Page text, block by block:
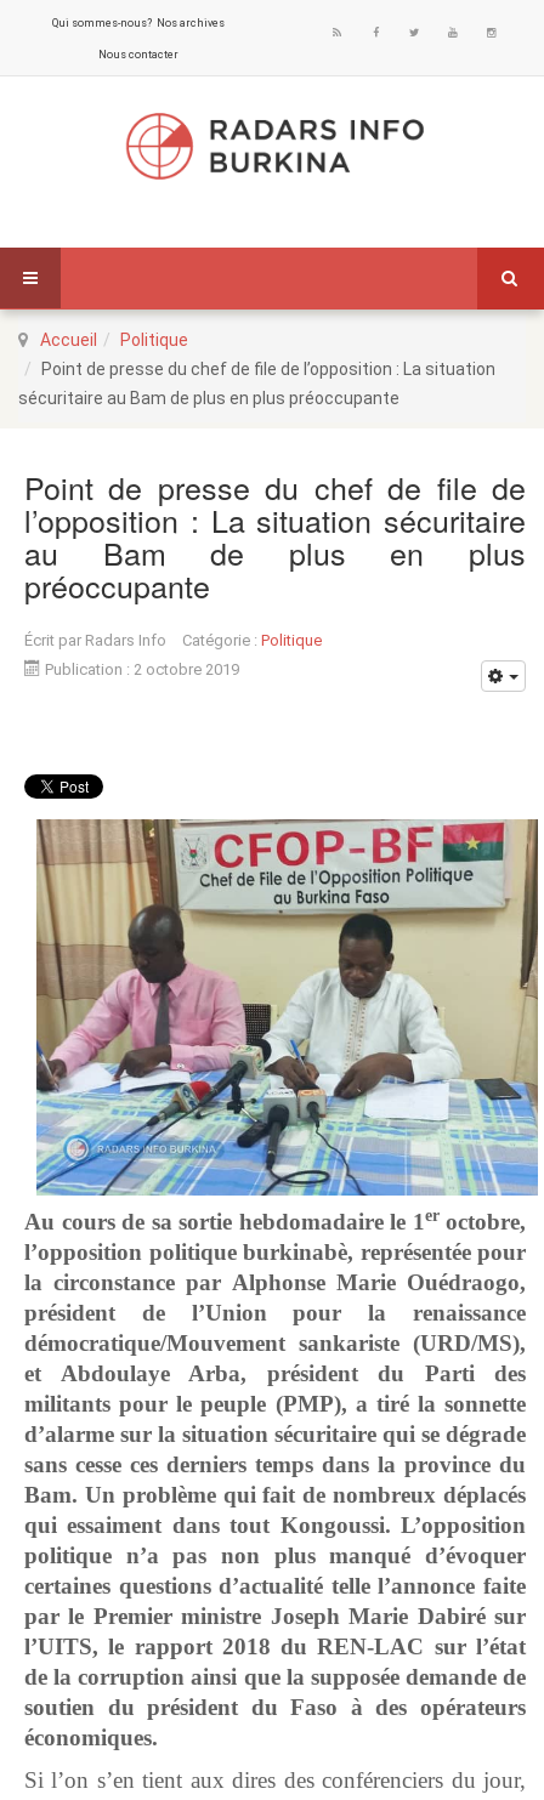
Qui sommes-nous? Nos archives
Nous contacter
Accueil
Politique
Point de presse du chef de file de l’opposition : La situation
sécuritaire au Bam de plus en plus préoccupante
Point de presse du chef de file de
l’opposition : La situation sécuritaire
au Bam de plus en plus
préoccupante
Écrit par Radars Info Catégorie : Politique
Publication : 2 octobre 2019
Au cours de sa sortie hebdomadaire le 1 eroctobre,
l’opposition politique burkinabè, représentée pour
la circonstance par Alphonse Marie Ouédraogo,
président de l’Union pour la renaissance
démocratique/Mouvement sankariste (URD/MS),
et Abdoulaye Arba, président du Parti des
militants pour le peuple (PMP), a tiré la sonnette
d’alarme sur la situation sécuritaire qui se dégrade
sans cesse ces derniers temps dans la province du
Bam. Un problème qui fait de nombreux déplacés
qui essaiment dans tout Kongoussi. L’opposition
politique n’a pas non plus manqué d’évoquer
certaines questions d’actualité telle l’annonce faite
par le Premier ministre Joseph Marie Dabiré sur
l’UITS, le rapport 2018 du REN-LAC sur l’état
de la corruption ainsi que la supposée demande de
soutien du président du Faso à des opérateurs
économiques.
Si l’on s’en tient aux dires des conférenciers du jour,